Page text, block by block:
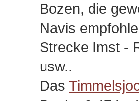
Bozen, die
Navis
Strecke Imst -
usw..
Das